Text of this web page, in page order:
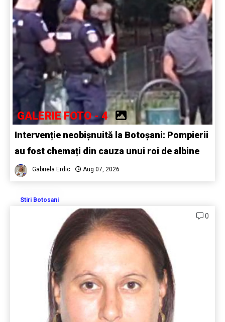
GALERIE FOTO - 4
Intervenție neobișnuită la Botoșani: Pompierii
au fost chemați din cauza unui roi de albine
Gabriela Erdic Aug 07, 2026
Stiri Botosani
0